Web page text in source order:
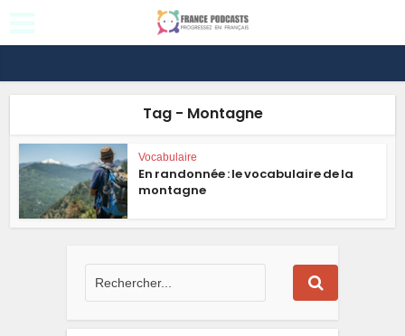
Tag - Montagne
Vocabulaire
En randonnée : le vocabulaire de la
montagne